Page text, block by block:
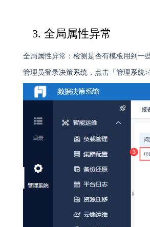
3. 全局属性异常
全局属性异常：检测是否有模板用到一
管理员登录决策系统，点击「管理系统